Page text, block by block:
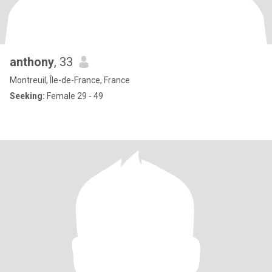
anthony, 33
Montreuil, Île-de-France, France
Seeking: Female 29 - 49